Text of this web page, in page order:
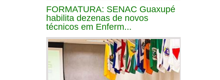
FORMATURA: SENAC Guaxupé
habilita dezenas de novos
técnicos em Enferm...